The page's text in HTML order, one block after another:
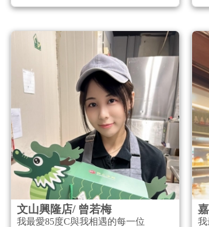
文山興隆店/ 曾若梅
我最愛85度C與我相遇的每一位 我